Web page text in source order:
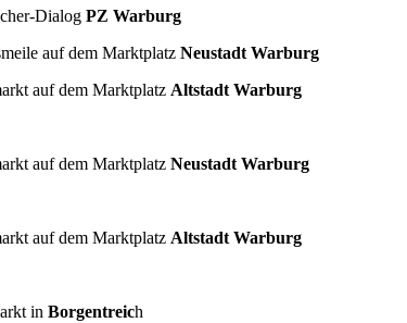
Dialog PZ Warburg
auf dem Marktplatz Neustadt Warburg
auf dem Marktplatz Altstadt Warburg
auf dem Marktplatz Neustadt Warburg
auf dem Marktplatz Altstadt Warburg
in Borgentreich